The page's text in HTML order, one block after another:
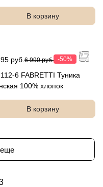
В корзину
руб. 6 990 руб. -50%
6 FABRETTI Туника
100% хлопок
В корзину
еще